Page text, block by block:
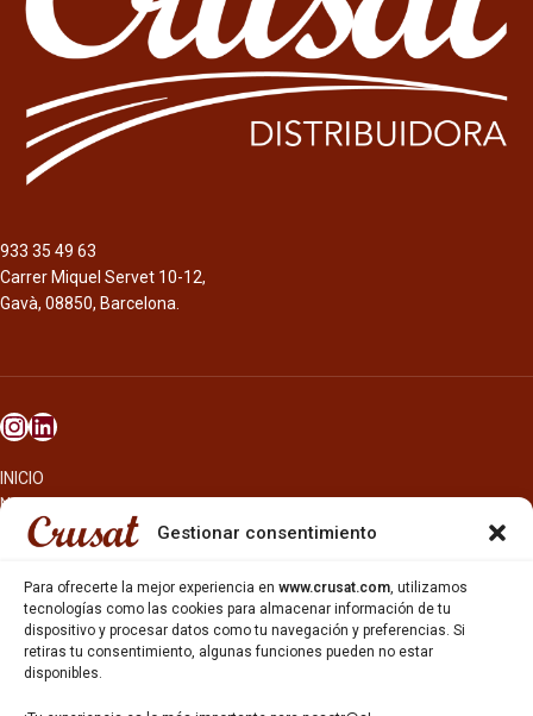
Gestionar consentimiento
Para ofrecerte la mejor experiencia en www.crusat.com, utilizamos
tecnologías como las cookies para almacenar información de tu
dispositivo y procesar datos como tu navegación y preferencias. Si
retiras tu consentimiento, algunas funciones pueden no estar
disponibles.
933 35 49 63
Carrer Miquel Servet 10-12,
Gavà, 08850, Barcelona.
INICIO
NOSOTROS
CERVEZAS
OTROS PRODUCTOS
REPARTO EN BARCELONA
HOSTELERÍA Y PEQUEÑA ALIMENTACIÓN
CARTAS DE CERVEZAS Y VINO
CATAS Y FORMACIONES